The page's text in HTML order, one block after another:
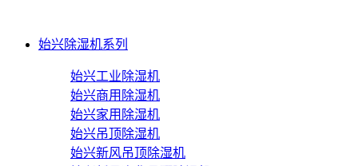
始兴除湿机系列
始兴工业除湿机
始兴商用除湿机
始兴家用除湿机
始兴吊顶除湿机
始兴新风吊顶除湿机